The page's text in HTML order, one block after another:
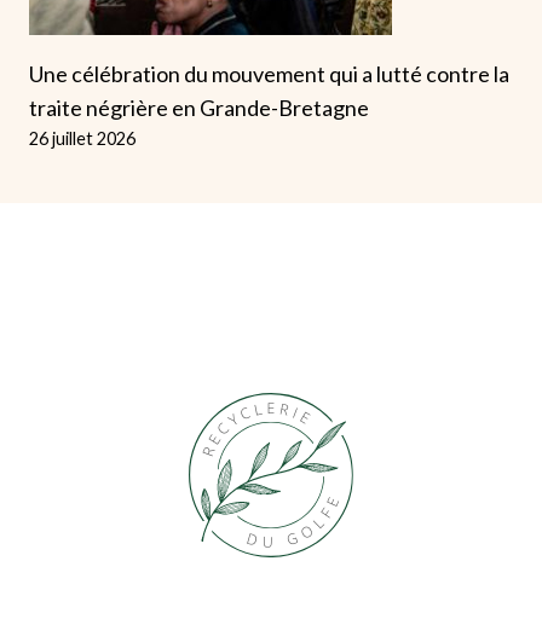
Une célébration du mouvement qui a lutté contre la
traite négrière en Grande-Bretagne
26 juillet 2026